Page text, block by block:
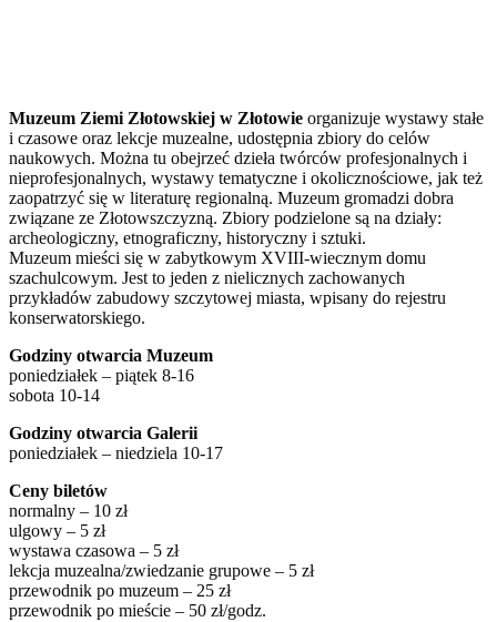
Muzeum Ziemi Złotowskiej w Złotowie organizuje wystawy stałe
i czasowe oraz lekcje muzealne, udostępnia zbiory do celów
naukowych. Można tu obejrzeć dzieła twórców profesjonalnych i
nieprofesjonalnych, wystawy tematyczne i okolicznościowe, jak też
zaopatrzyć się w literaturę regionalną. Muzeum gromadzi dobra
związane ze Złotowszczyzną. Zbiory podzielone są na działy:
archeologiczny, etnograficzny, historyczny i sztuki.
Muzeum mieści się w zabytkowym XVIII-wiecznym domu
szachulcowym. Jest to jeden z nielicznych zachowanych
przykładów zabudowy szczytowej miasta, wpisany do rejestru
konserwatorskiego.
Godziny otwarcia Muzeum
poniedziałek – piątek 8-16
sobota 10-14
Godziny otwarcia Galerii
poniedziałek – niedziela 10-17
Ceny biletów
normalny – 10 zł
ulgowy – 5 zł
wystawa czasowa – 5 zł
lekcja muzealna/zwiedzanie grupowe – 5 zł
przewodnik po muzeum – 25 zł
przewodnik po mieście – 50 zł/godz.